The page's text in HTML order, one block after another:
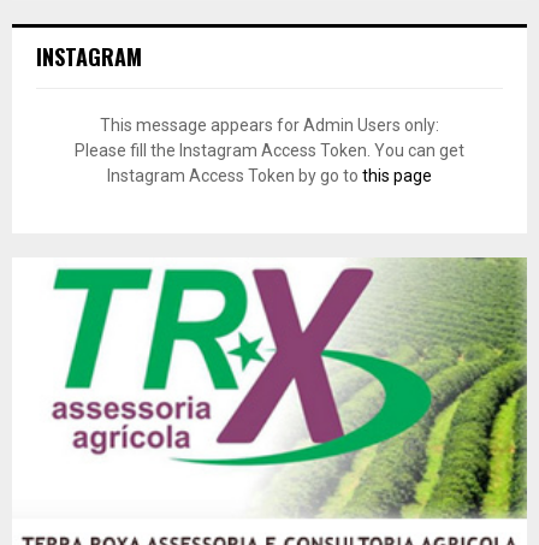
INSTAGRAM
This message appears for Admin Users only:
Please fill the Instagram Access Token. You can get
Instagram Access Token by go to this page